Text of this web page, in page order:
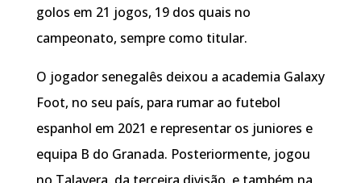
golos em 21 jogos, 19 dos quais no
campeonato, sempre como titular.
O jogador senegalês deixou a academia Galaxy
Foot, no seu país, para rumar ao futebol
espanhol em 2021 e representar os juniores e
equipa B do Granada. Posteriormente, jogou